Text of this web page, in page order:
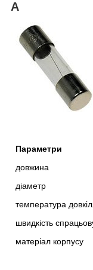
A
Параметри
довжина
діаметр
температура
швидкість
матеріал корпусу